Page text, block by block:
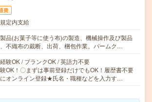
費
定内支給
品(お菓子等に使う布)の製造、機械操作及び製品
不織布の裁断、出荷、梱包作業。バームク…
験OK / ブランクOK / 英語力不要
OK！〇まずは事前登録だけでもOK！履歴書不要
オンライン登録★氏名・職種などを入力す…